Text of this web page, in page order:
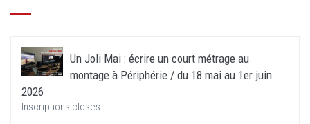
Un Joli Mai : écrire un court métrage au
montage à Périphérie / du 18 mai au 1er juin
2026
Inscriptions closes